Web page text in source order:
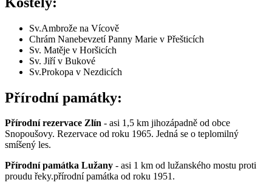
Sv.Ambrože na Vícově
Chrám Nanebevzetí Panny Marie v Přešticích
Sv. Matěje v Horšicích
Sv. Jiří v Bukové
Sv.Prokopa v Nezdicích
Přírodní památky:
Přírodní rezervace Zlín - asi 1,5 km jihozápadně od obce
Snopoušovy. Rezervace od roku 1965. Jedná se o teplomilný
smíšený les.
Přírodní památka Lužany - asi 1 km od lužanského mostu proti
proudu řeky.přírodní památka od roku 1951.